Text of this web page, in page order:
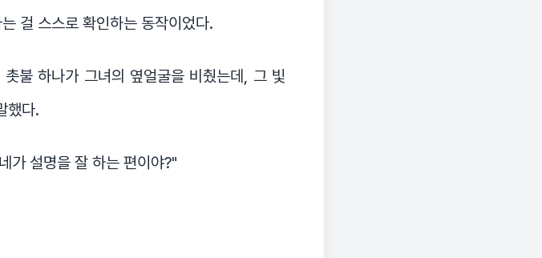
걸 스스로 확인하는 동작이었다.
불 하나가 그녀의 옆얼굴을 비췄는데, 그 빛
했다.
가 설명을 잘 하는 편이야?"